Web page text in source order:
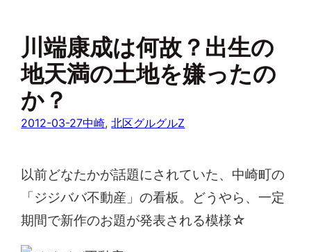
川端康成は何故？出生の
地天満の土地を嫌ったの
か？
2012-03-27中崎, 北区グルグルZ
以前どなたかが話題にされていた、中崎町の
「ジジババ不動産」の看板。どうやら、一定
期間で新作のお題が発表される模様☆